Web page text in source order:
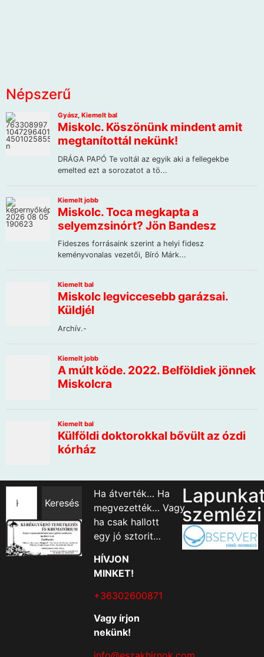
Népszerű
Keresés
Ha átverték… Ha
megvezették… Vagy
ha csak hallott
egy jó sztorit…
HÍVJON
MINKET!
+36302600871
Vagy írjon
nekünk!
szemlézi